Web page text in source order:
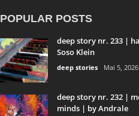
POPULAR POSTS
deep story nr. 233 |
Soso Klein
deep stories Mai 5, 2026
deep story nr. 232 |
minds | by Andrale